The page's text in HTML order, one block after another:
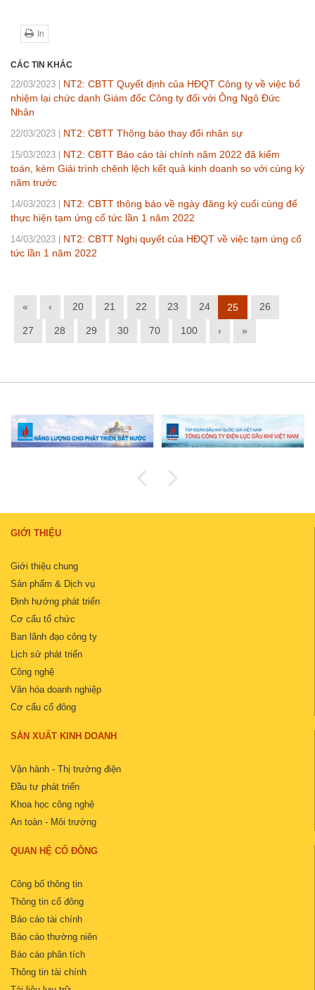
In
CÁC TIN KHÁC
22/03/2023
NT2: CBTT Quyết định của HĐQT Công ty về việc bổ
nhiệm lại chức danh Giám đốc Công ty đối với Ông Ngô Đức
Nhân
22/03/2023 NT2: CBTT Thông báo thay đổi nhân sự
15/03/2023
NT2: CBTT Báo cáo tài chính năm 2022 đã kiểm
toán, kèm Giải trình chênh lệch kết quả kinh doanh so với cùng kỳ
năm trước
14/03/2023
NT2: CBTT thông báo về ngày đăng ký cuối cùng để
thực hiện tạm ứng cổ tức lần 1 năm 2022
14/03/2023
NT2: CBTT Nghị quyết của HĐQT về việc tạm ứng cổ
tức lần 1 năm 2022
« ‹ 20 21 22 23 24 25 26
27 28 29 30 70 100 › »
GIỚI THIỆU
Giới thiệu chung
Sản phẩm & Dịch vụ
Định hướng phát triển
Cơ cấu tổ chức
Ban lãnh đạo công ty
Lịch sử phát triển
Công nghệ
Văn hóa doanh nghiệp
Cơ cấu cổ đông
SẢN XUẤT KINH DOANH
Vận hành - Thị trường điện
Đầu tư phát triển
Khoa học công nghệ
An toàn - Môi trường
QUAN HỆ CỔ ĐÔNG
Công bố thông tin
Thông tin cổ đông
Báo cáo tài chính
Báo cáo thường niên
Báo cáo phân tích
Thông tin tài chính